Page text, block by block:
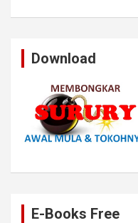
Download
E-Books Free